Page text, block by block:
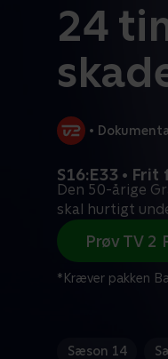
24
•
S16:E33 • Frit
Den 50-årige
skal hurtigt
Prøv TV 2
*Kræver pakken
Sæson 14